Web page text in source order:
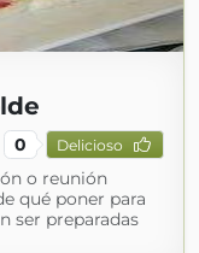
0 Delicioso
o reunión
qué poner para
ser preparadas